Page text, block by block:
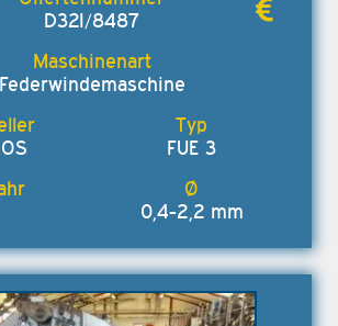
D32I/8487
Federwindemaschine
FUE 3
0,4-2,2 mm